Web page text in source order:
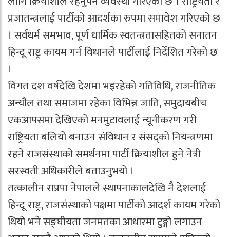
प्रजातन्त्रलाई पार्टीको आदर्शका रुपमा समावेश गरिएको छ
। सर्वधर्म समभाव, पूर्ण धार्मिक स्वतन्त्रतासहितको सनातन
हिन्दू राष्ट्र कायम गर्न विधानले पार्टीलाई निर्देशित गरेको छ
।
विगत दश वर्षदेखि देशमा भइरहेको गतिविधि, राजनीतिक
अन्यौल तथा समाजमा रहेका विभिन्न जाति, समुदायबीच
एकआपसमा देखिएको मनमुटावलाई न्यूनीकरण गरी
राष्ट्रियता बलियो बनाउन संविधान र संसद्को नियन्त्रणमा
रहने राजसंस्थाको समर्थनमा पार्टी क्रियाशील हुने नेत्री
सरस्वती अधिकारीले बताउनुभयो ।
तत्कालीन राप्रपा नेपालले स्थापनाकालदेखि नै देशलाई
हिन्दू राष्ट्र, राजसंस्थाको पक्षमा पार्टीको आदर्श कायम गरेको
थियो भने सङ्घीयता जनमतका आधारमा टुङ्गो लगाउन